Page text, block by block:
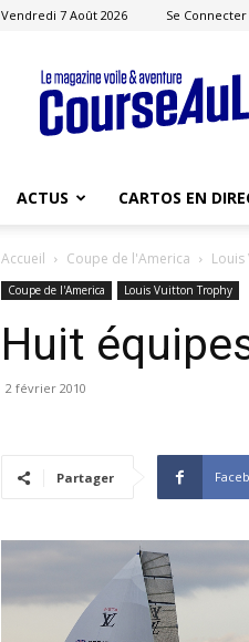
Vendredi 7 Août 2026 Se
Course
au
Large
ACTUS CARTOS EN
Accueil Coupe de l'America
Coupe de l'America Louis Vuitton Trophy
Huit
2 février 2010
Partager